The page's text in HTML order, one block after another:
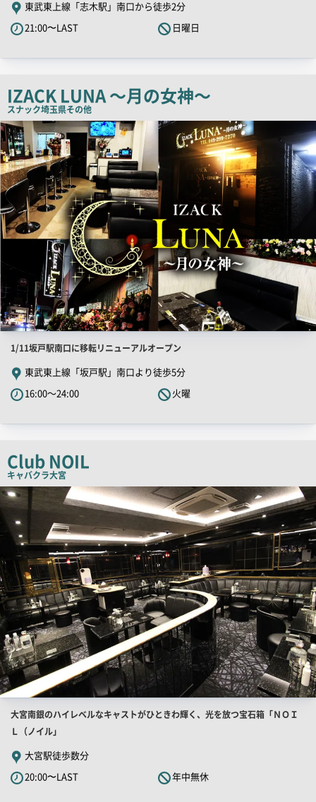
PR
キ
コ
ピ
ー
東武東上線「志木駅」南口から徒歩2分
21:00〜LAST
日曜日
IZACK LUNA ～月の女神～
スナック埼玉県その他
店
舗
PR
画
像
店
舗
PR
キ
コ
ピ
ー
1/11坂戸駅南口に移転リニューアルオープン
東武東上線「坂戸駅」南口より徒歩5分
16:00～24:00
火曜
Club NOIL
キャバクラ大宮
店
舗
PR
像
店
舗
PR
キ
ャ
大宮南銀のハイレベルなキャストがひときわ輝く、光を放つ宝石箱「ＮＯＩ
Ｌ（ノイル」
大宮駅徒歩数分
20:00〜LAST
年中無休